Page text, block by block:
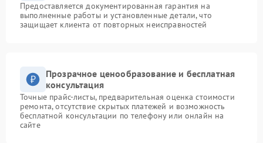
Предоставляется документированная гарантия на
выполненные работы и установленные детали, что
защищает клиента от повторных неисправностей
Прозрачное ценообразование и бесплатная
консультация
Точные прайс-листы, предварительная оценка стоимости
ремонта, отсутствие скрытых платежей и возможность
бесплатной консультации по телефону или онлайн на
сайте